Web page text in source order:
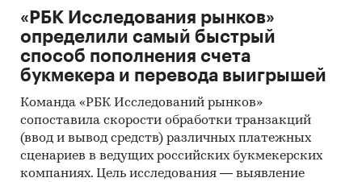
более усугубилась.
Факты пребывания детей в
государственных детских садах, как
большое количество детей в группах и не
слишком высокое качество занятий. Многие
родители готовы заложить в свой бюджет
расходы на частный детский сад, чтобы их
ребенок находился в комфортной и
развивающей среде (***% населения).
«РБК Исследования рынков»
определили самый быстрый
способ пополнения счета
букмекера и перевода выигрышей
Команда «РБК Исследований рынков»
сопоставила скорости обработки транзакций
(ввод и вывод средств) различных платежных
сценариев в ведущих российских букмекерских
компаниях. Цель исследования — выявление